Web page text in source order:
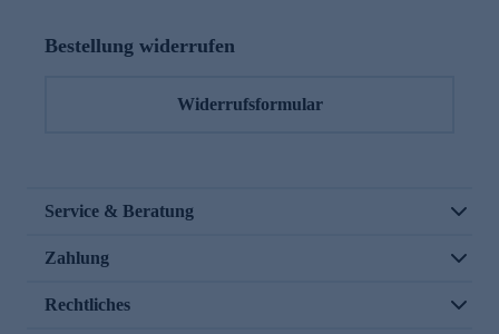
Bestellung widerrufen
Widerrufsformular
Service & Beratung
Zahlung
Rechtliches